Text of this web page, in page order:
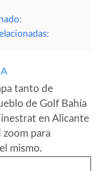
tanto de
de Golf Bahía
en Alicante
zoom para
mismo.